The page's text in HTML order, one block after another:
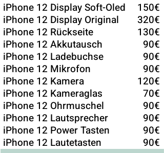
iPhone 12 Display Soft-Oled
iPhone 12 Display Original
iPhone 12 Rückseite
iPhone 12 Akkutausch
iPhone 12 Ladebuchse
iPhone 12 Mikrofon
iPhone 12 Kamera
iPhone 12 Kameraglas
iPhone 12 Ohrmuschel
iPhone 12 Lautsprecher
iPhone 12 Power Tasten
iPhone 12 Lautetasten
150€
320€
130€
90€
90€
90€
120€
70€
90€
90€
90€
90€